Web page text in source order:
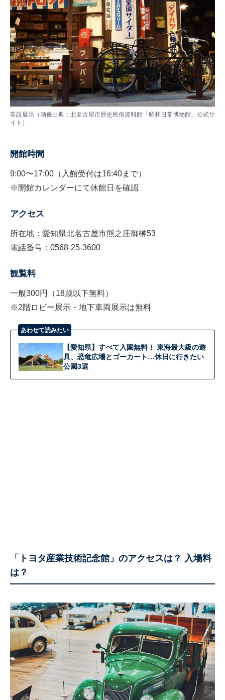
常設展示（画像出典：北名古屋市歴史民俗資料館「昭和日常博物館」公式サ
イト）
開館時間
9:00〜17:00（入館受付は16:40まで）
※開館カレンダーにて休館日を確認
アクセス
所在地：愛知県北名古屋市熊之庄御榊53
電話番号：0568-25-3600
観覧料
一般300円（18歳以下無料）
※2階ロビー展示・地下車両展示は無料
あわせて読みたい
【愛知県】すべて入園無料！ 東海最大級の遊
具、恐竜広場とゴーカート…休日に行きたい
公園3選
「トヨタ産業技術記念館」のアクセスは？ 入場料
は？